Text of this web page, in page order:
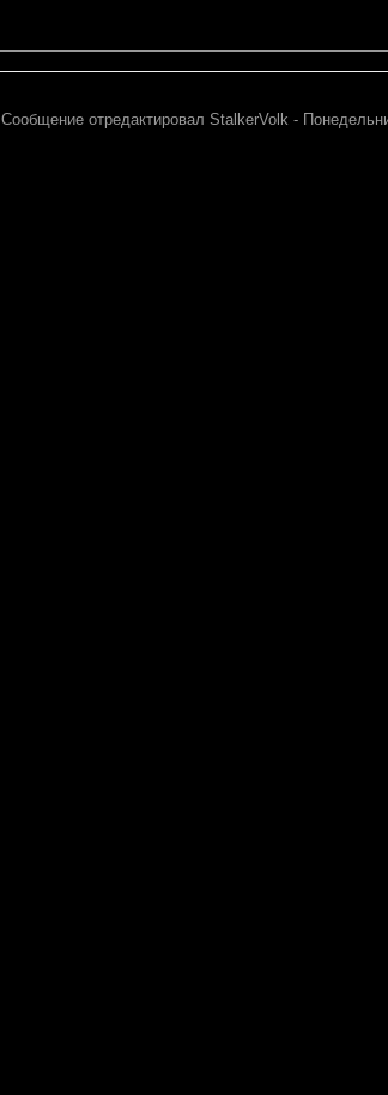
Сообщение отредактировал StalkerVolk -